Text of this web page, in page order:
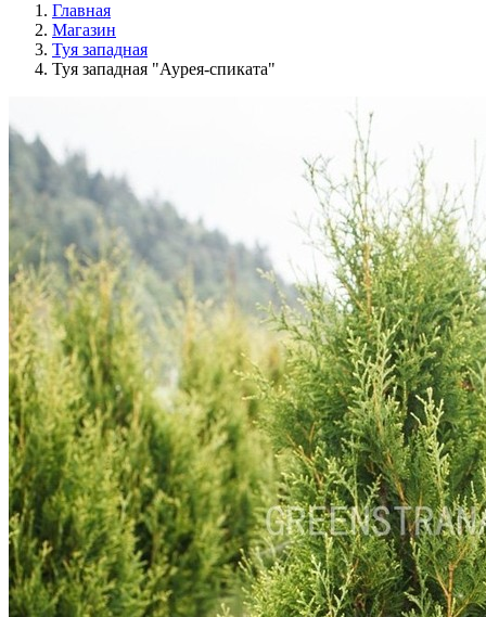
Главная
Магазин
Туя западная
Туя западная "Аурея-спиката"